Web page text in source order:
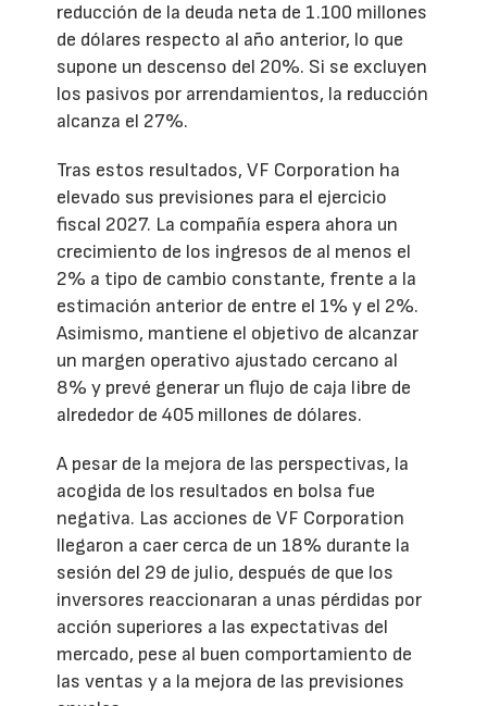
reducción de la deuda neta de 1.100 millones
de dólares respecto al año anterior, lo que
supone un descenso del 20%. Si se excluyen
los pasivos por arrendamientos, la reducción
alcanza el 27%.
Tras estos resultados, VF Corporation ha
elevado sus previsiones para el ejercicio
fiscal 2027. La compañía espera ahora un
crecimiento de los ingresos de al menos el
2% a tipo de cambio constante, frente a la
estimación anterior de entre el 1% y el 2%.
Asimismo, mantiene el objetivo de alcanzar
un margen operativo ajustado cercano al
8% y prevé generar un flujo de caja libre de
alrededor de 405 millones de dólares.
A pesar de la mejora de las perspectivas, la
acogida de los resultados en bolsa fue
negativa. Las acciones de VF Corporation
llegaron a caer cerca de un 18% durante la
sesión del 29 de julio, después de que los
inversores reaccionaran a unas pérdidas por
acción superiores a las expectativas del
mercado, pese al buen comportamiento de
las ventas y a la mejora de las previsiones